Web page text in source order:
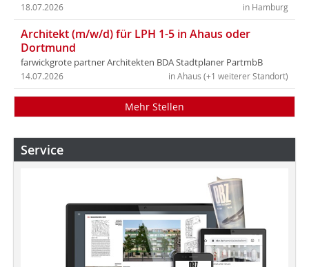
in Hamburg
18.07.2026
Architekt (m/w/d) für LPH 1-5 in Ahaus oder
Dortmund
farwickgrote partner Architekten BDA Stadtplaner PartmbB
in Ahaus (+1 weiterer Standort)
14.07.2026
Mehr Stellen
Service